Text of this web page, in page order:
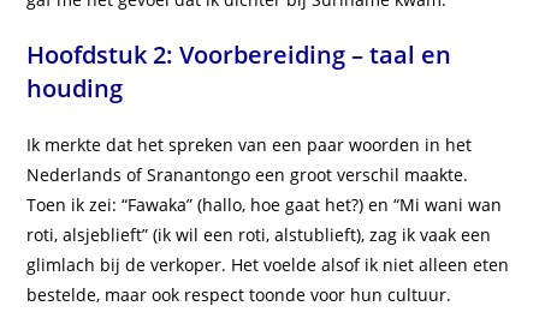
Hoofdstuk 2: Voorbereiding – taal en
houding
Ik merkte dat het spreken van een paar woorden in het
Nederlands of Sranantongo een groot verschil maakte.
Toen ik zei: “Fawaka” (hallo, hoe gaat het?) en “Mi wani wan
roti, alsjeblieft” (ik wil een roti, alstublieft), zag ik vaak een
glimlach bij de verkoper. Het voelde alsof ik niet alleen eten
bestelde, maar ook respect toonde voor hun cultuur.